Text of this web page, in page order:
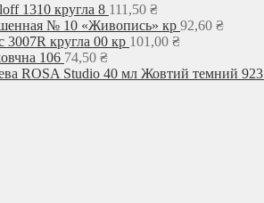
1310 кругла 8 111,50 ₴
№ 10 «Живопись» кр 92,60 ₴
кругла 00 кр 101,00 ₴
106 74,50 ₴
ROSA Studio 40 мл Жовтий темний 923